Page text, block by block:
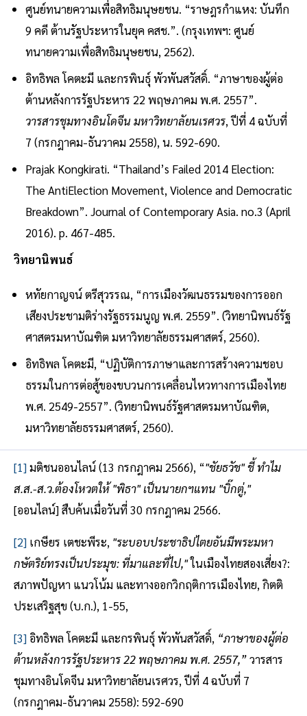
ศูนย์ทนายความเพื่อสิทธิมนุษยชน. “ราษฎรกำแหง: บันทึก
9 คดี ต้านรัฐประหารในยุค คสช.”. (กรุงเทพฯ: ศูนย์
ทนายความเพื่อสิทธิมนุษยชน, 2562).
อิทธิพล โคตะมี และกรพินธุ์ พัวพันสวัสดิ์. “ภาษาของผู้ต่อ
ต้านหลังการรัฐประหาร 22 พฤษภาคม พ.ศ. 2557”.
วารสารชุมทางอินโดจีน มหาวิทยาลัยนเรศวร, ปีที่ 4 ฉบับที่
7 (กรกฎาคม-ธันวาคม 2558), น. 592-690.
Prajak Kongkirati. “Thailand’s Failed 2014 Election:
The AntiElection Movement, Violence and Democratic
Breakdown”. Journal of Contemporary Asia. no.3 (April
2016). p. 467-485.
วิทยานิพนธ์
หทัยกาญจน์ ตรีสุวรรณ, “การเมืองวัฒนธรรมของการออก
เสียงประชามติร่างรัฐธรรมนูญ พ.ศ. 2559”. (วิทยานิพนธ์รัฐ
ศาสตรมหาบัณฑิต มหาวิทยาลัยธรรมศาสตร์, 2560).
อิทธิพล โคตะมี, “ปฏิบัติการภาษาและการสร้างความชอบ
ธรรมในการต่อสู้ของขบวนการเคลื่อนไหวทางการเมืองไทย
พ.ศ. 2549-2557”. (วิทยานิพนธ์รัฐศาสตรมหาบัณฑิต,
มหาวิทยาลัยธรรมศาสตร์, 2560).
[1]มติชนออนไลน์ (13 กรกฎาคม 2566), “"ชัยธวัช" ชี้ ทำไม
ส.ส.-ส.ว.ต้องโหวตให้ "พิธา" เป็นนายกฯแทน "บิ๊กตู่,"
[ออนไลน์] สืบค้นเมื่อวันที่ 30 กรกฎาคม 2566.
[2] เกษียร เตชะพีระ, "ระบอบประชาธิปไตยอันมีพระมหา
กษัตริย์ทรงเป็นประมุข: ที่มาและที่ไป,"ในเมืองไทยสองเสี่ยง?:
สภาพปัญหา แนวโน้ม และทางออกวิกฤติการเมืองไทย, กิตติ
ประเสริฐสุข (บ.ก.), 1-55,
[3] อิทธิพล โคตะมี และกรพินธุ์ พัวพันสวัสดิ์, “ภาษาของผู้ต่อ
ต้านหลังการรัฐประหาร 22 พฤษภาคม พ.ศ. 2557,”วารสาร
ชุมทางอินโดจีน มหาวิทยาลัยนเรศวร, ปีที่ 4 ฉบับที่ 7
(กรกฎาคม-ธันวาคม 2558): 592-690